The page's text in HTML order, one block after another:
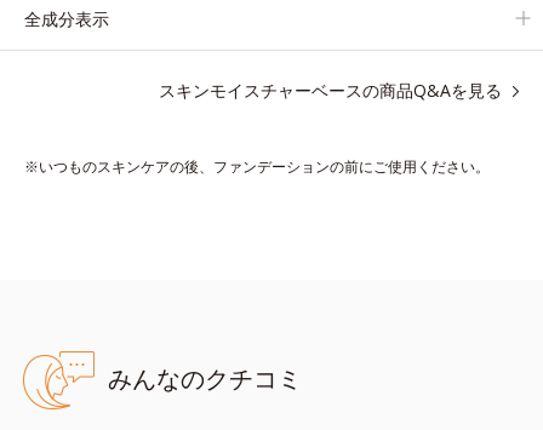
※オルビスのすべての
上がり持続成分 ●ローヤルゼリー配合＝保湿成分 ●大気汚染物質
バリア成分*5配合＝ちり・ほこり等の空気中の物質から肌を保護す
る成分 ●肌環境コントロールパウダー*1配合＝肌表面の水分調節
全成分表示
スキンモイスチャーベースの商品Q&Aを見る
※いつものスキンケアの後、ファンデーションの前にご使用ください。
みんなのクチコミ